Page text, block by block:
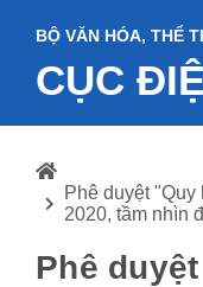
BỘ VĂN HÓA, THỂ
CỤC
Phê duyệt
2020, tầm nhìn
Phê